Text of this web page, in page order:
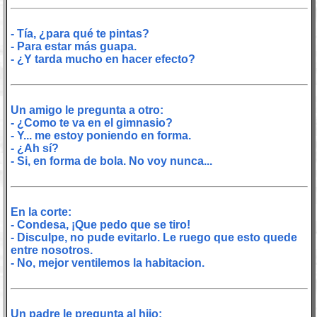
- Tía, ¿para qué te pintas?
- Para estar más guapa.
- ¿Y tarda mucho en hacer efecto?
Un amigo le pregunta a otro:
- ¿Como te va en el gimnasio?
- Y... me estoy poniendo en forma.
- ¿Ah sí?
- Si, en forma de bola. No voy nunca...
En la corte:
- Condesa, ¡Que pedo que se tiro!
- Disculpe, no pude evitarlo. Le ruego que esto quede
entre nosotros.
- No, mejor ventilemos la habitacion.
Un padre le pregunta al hijo: